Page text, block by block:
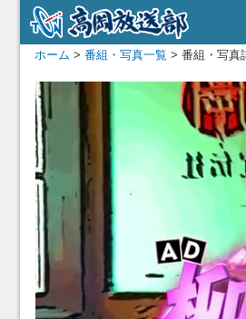
ホーム > 番組・写真一覧 > 番組・写真